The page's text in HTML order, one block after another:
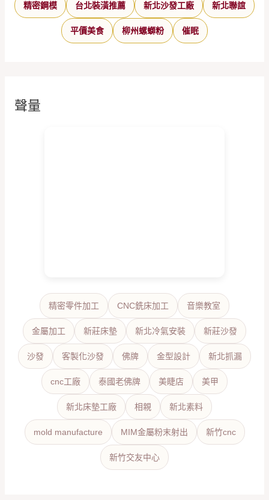
精密鋼模 台北裝潢推薦 新北沙發工廠 新北聯誼
平價美食 柳州螺螄粉 催眠
聲量
精密零件加工 CNC銑床加工 音樂教室
金屬加工 新莊床墊 新北冷氣安裝 新莊沙發
沙發 客製化沙發 佛牌 金型設計 新北抓漏
cnc工廠 泰國老佛牌 美睫店 美甲
新北床墊工廠 相親 新北素料
mold manufacture MIM金屬粉末射出 新竹cnc
新竹交友中心